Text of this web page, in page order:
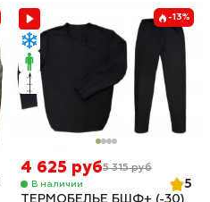
-13%
4 625 руб5 315 руб
В наличии
5
ТЕРМОБЕЛЬЕ БШФ+ (-30)